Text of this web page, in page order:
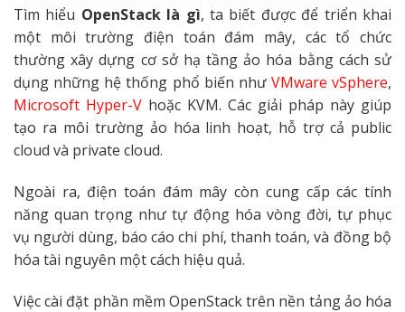
Tìm hiểu OpenStack là gì, ta biết được để triển khai
một môi trường điện toán đám mây, các tổ chức
thường xây dựng cơ sở hạ tầng ảo hóa bằng cách sử
dụng những hệ thống phổ biến như VMware vSphere,
Microsoft Hyper-V hoặc KVM. Các giải pháp này giúp
tạo ra môi trường ảo hóa linh hoạt, hỗ trợ cả public
cloud và private cloud.
Ngoài ra, điện toán đám mây còn cung cấp các tính
năng quan trọng như tự động hóa vòng đời, tự phục
vụ người dùng, báo cáo chi phí, thanh toán, và đồng bộ
hóa tài nguyên một cách hiệu quả.
Việc cài đặt phần mềm OpenStack trên nền tảng ảo hóa